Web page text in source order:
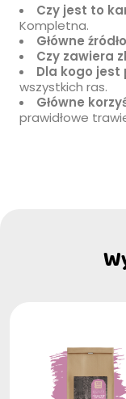
Czy jest to
Kompletna.
Główne
Czy zawiera
Dla kogo jest
wszystkich ras.
Główne
prawidłowe